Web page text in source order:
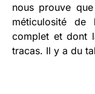
nous prouve
méticulosité
complet et dont
tracas. Il y a du